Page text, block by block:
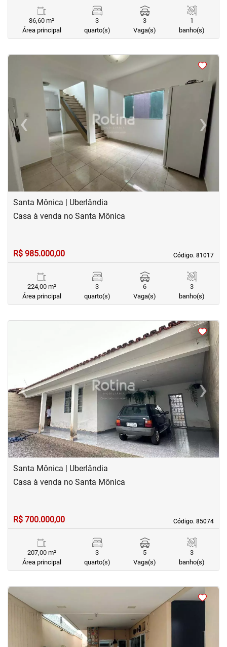
86,60 m²
Área principal
3
quarto(s)
3
Vaga(s)
1
banho(s)
<
‹Previous ›
Next
Santa Mônica | Uberlândia
Código. 81017
Código. 81017
Casa à venda no Santa Mônica
R$ 985.000,00
224,00 m²
Área principal
3
quarto(s)
6
Vaga(s)
3
banho(s)
‹Previous ›Next
Santa Mônica | Uberlândia
Código. 85074
Código. 85074
Casa à venda no Santa Mônica
R$ 700.000,00
207,00 m²
Área principal
3
quarto(s)
5
Vaga(s)
3
banho(s)
<<